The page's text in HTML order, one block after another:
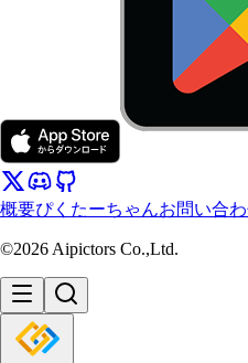
概要ぴくたーちゃんお問い合
©2026 Aipictors Co.,Ltd.